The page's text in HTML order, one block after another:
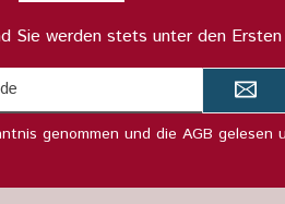
Sie werden stets unter den
Adresse*
genommen und die AGB gelesen